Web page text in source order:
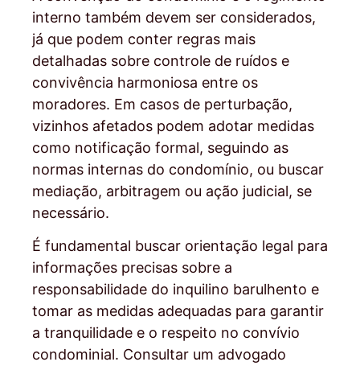
interno também devem ser considerados,
já que podem conter regras mais
detalhadas sobre controle de ruídos e
convivência harmoniosa entre os
moradores. Em casos de perturbação,
vizinhos afetados podem adotar medidas
como notificação formal, seguindo as
normas internas do condomínio, ou buscar
mediação, arbitragem ou ação judicial, se
necessário.
É fundamental buscar orientação legal para
informações precisas sobre a
responsabilidade do inquilino barulhento e
tomar as medidas adequadas para garantir
a tranquilidade e o respeito no convívio
condominial. Consultar um advogado